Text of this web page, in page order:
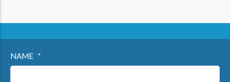
NAME